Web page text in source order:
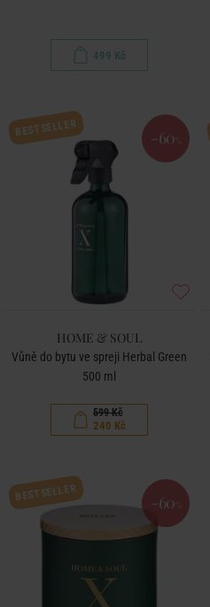
499 Kč
BESTSELLER -60 %
HOME & SOUL
Vůně do bytu ve spreji Herbal Green
500 ml
599 Kč
240 Kč
BESTSELLER -60 %